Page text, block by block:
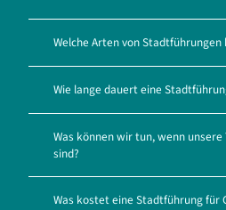
Welche Arten von Stadtführungen
Wie lange dauert eine
Was können wir tun, wenn
sind?
Was kostet eine Stadtführung für